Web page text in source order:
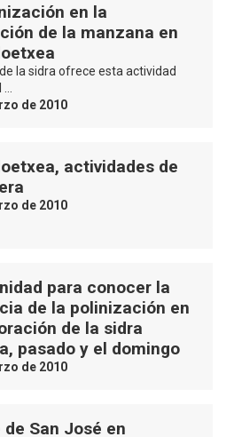
en la
de la manzana en
la sidra ofrece esta actividad
de 2010
actividades de
de 2010
para conocer la
de la polinización en
de la sidra
pasado y el domingo
de 2010
de San José en